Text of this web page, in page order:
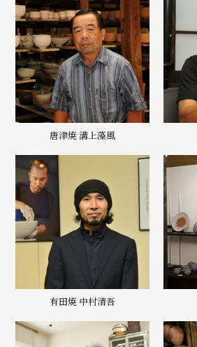
唐津焼 溝上藻風
有田焼 中村清吾